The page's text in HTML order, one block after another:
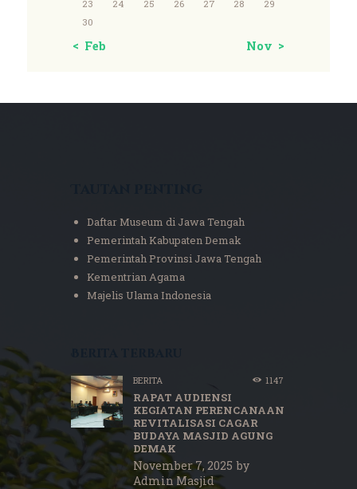
23
24 25 26 27 28
29
30
« Feb Nov »
Daftar Museum di Jawa Tengah
Pemerintah Kabupaten Demak
Pemerintah Provinsi Jawa Tengah
Kementrian Agama
Majelis Ulama Indonesia
BERITA 1147
RAPAT AUDIENSI
KEGIATAN PERENCANAAN
REVITALISASI CAGAR
BUDAYA MASJID AGUNG
DEMAK
November 7, 2025 by
Admin Masjid